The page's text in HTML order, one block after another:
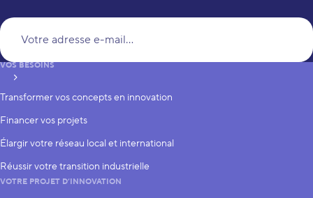
S’inscrire
VOS BESOINS
Transformer vos concepts en innovation
Financer vos projets
Élargir votre réseau local et international
Réussir votre transition industrielle
VOTRE PROJET D’INNOVATION